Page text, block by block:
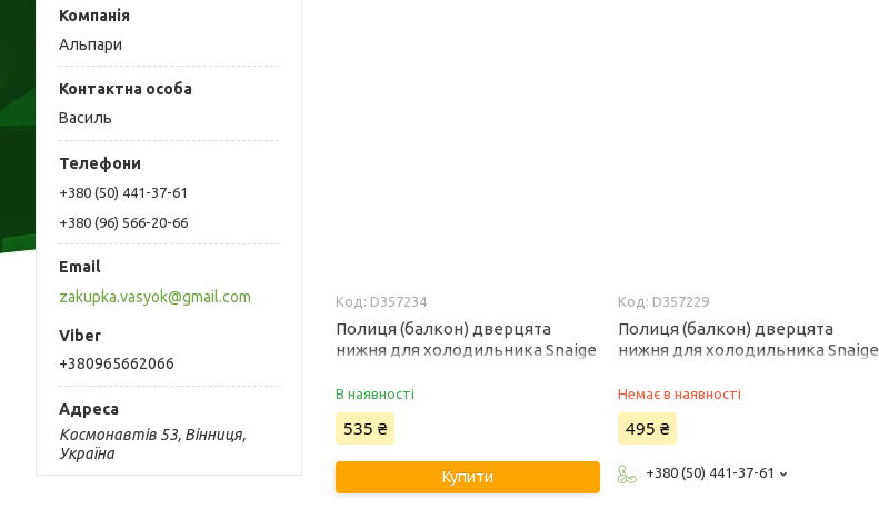
Альпари
Василь
+380 (50) 441-37-61
+380 (96) 566-20-66
zakupka.vasyok@gmail.com
+380965662066
Космонавтів 53, Вінниця,
Україна
D357234
Полиця (балкон) дверцята
нижня для холодильника Snaige
В наявності
535 ₴
Купити
D357229
Полиця (балкон) дверцята
нижня для холодильника Snaige
Немає в наявності
495 ₴
+380 (50) 441-37-61